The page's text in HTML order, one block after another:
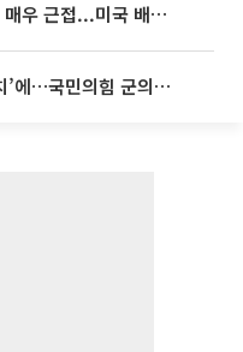
이란 “호르무즈 새 항로 합의 매우 근접...미국 배상 먼저”
우성빈 기장군수 ‘유튜브 정치’에…국민의힘 군의원들 집단 반발